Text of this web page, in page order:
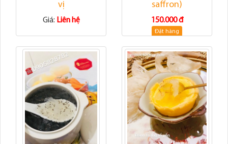
vị
Giá: Liên hệ
saffron)
150.000 đ
Đặt hàng